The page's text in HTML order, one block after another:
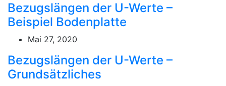
Bezugslängen der U-Werte –
Beispiel Bodenplatte
Mai 27, 2020
Bezugslängen der U-Werte –
Grundsätzliches